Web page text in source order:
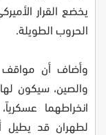
يخضع القرار
الحروب الطويلة.
وأضاف أن مواقف
والصين، سيكون
انخراطهما
لطهران قد يطيل